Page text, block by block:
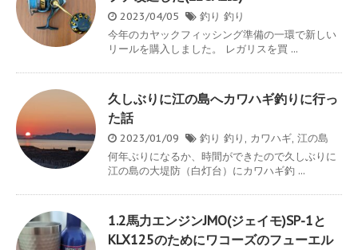
2023/04/05 釣り 釣り
今年のカヤックフィッシング準備の一環で新しい
リールを購入しました。 レガリスを買 ...
久しぶりに江の島へカワハギ釣りに行っ
た話
2023/01/09 釣り 釣り , カワハギ, 江の島
何年ぶりになるか、時間ができたので久しぶりに
江の島の大堤防（白灯台）にカワハギ釣 ...
1.2馬力エンジンJMO(ジェイモ)SP-1と
KLX125のためにワコーズのフューエル